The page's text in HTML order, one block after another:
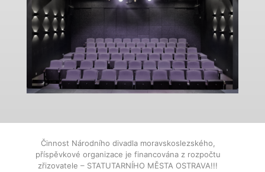
Činnost Národního divadla moravskoslezského,
příspěvkové organizace je financována z rozpočtu
zřizovatele – STATUTARNÍHO MĚSTA OSTRAVA!!!